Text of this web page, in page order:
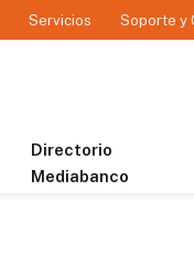
Servicios Soporte y
Directorio
Mediabanco